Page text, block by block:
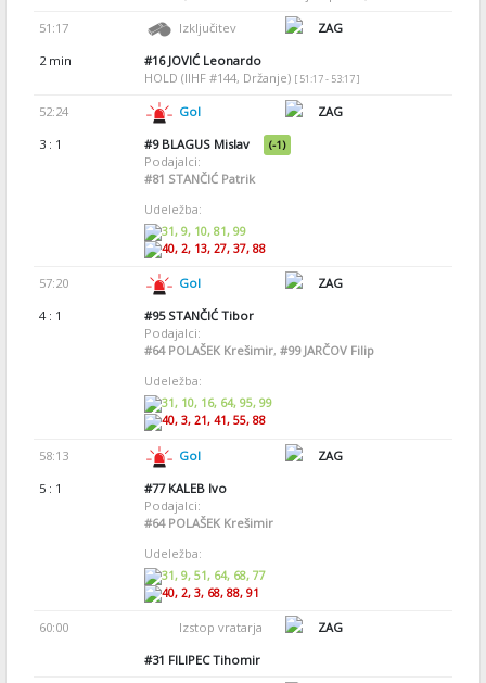
51:17 Izključitev
ZAG
2 min
#16JOVIĆ Leonardo
HOLD (IIHF #144, Držanje) [ 51:17 - 53:17 ]
52:24 Gol
ZAG
3 : 1
#9BLAGUS Mislav (-1)
Podajalci:
#81 STANČIĆ Patrik
Udeležba:
31, 9, 10, 81, 99
40, 2, 13, 27, 37, 88
57:20 Gol
ZAG
4 : 1
#95STANČIĆ Tibor
Podajalci:
#64POLAŠEK Krešimir, #99JARČOV Filip
Udeležba:
31, 10, 16, 64, 95, 99
40, 3, 21, 41, 55, 88
58:13 Gol
ZAG
5 : 1
#77KALEB Ivo
Podajalci:
#64POLAŠEK Krešimir
Udeležba:
31, 9, 51, 64, 68, 77
40, 2, 3, 68, 88, 91
60:00 Izstop vratarja
ZAG
#31 FILIPEC Tihomir